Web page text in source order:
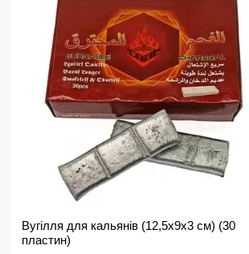
Вугілля для кальянів (12,5х9х3 см) (30
пластин)